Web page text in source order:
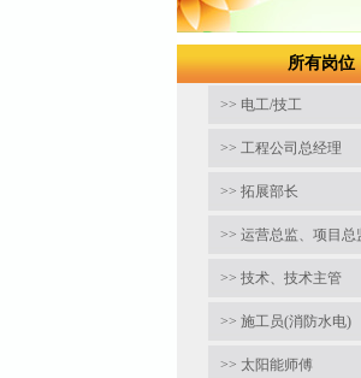
所有岗位
>> 电工/技工
>> 工程公司总经理
>> 拓展部长
>> 运营总监、项目总
>> 技术、技术主管
>> 施工员(消防水电)
>> 太阳能师傅